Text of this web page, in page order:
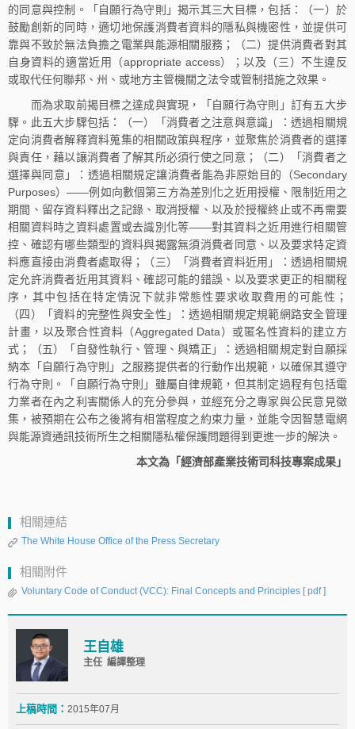
的同意與控制。「自願行為守則」揭示其三大目標，包括：（一）於
鼓勵創新的同時，適切地保護消費者資料的隱私與機密性，並提供可
靠與不致於無法負擔之電業與能源相關服務；（二）提供消費者對其
自身資料的適當近用（appropriate access）；以及（三）不生違反
或取代任何聯邦、州、或地方主管機關之法令或管制措施之效果。
而為求取前揭目標之達成與實現，「自願行為守則」訂有五大步
驟。此五大步驟包括：（一）「消費者之注意與意識」：透過相關規
定向消費者解釋資料蒐集的相關政策與程序，並聚焦於消費者的選擇
與責任，藉以讓消費者了解其所必須行使之同意；（二）「消費者之
選擇與同意」：透過相關規定讓消費者能為非原始目的（Secondary
Purposes）——例如向數個第三方為差別化之近用授權、限制近用之
期間、留存資料釋出之記錄、取消授權、以及於授權終止或不再需要
相關資料時之資料處置或去識別化等——對其資料之近用進行相關管
控、確認有哪些類型的資料與揭露無須消費者同意、以及要求特定資
料應直接由消費者處取得；（三）「消費者資料近用」：透過相關規
定允許消費者近用其資料、確認可能的錯誤、以及要求更正的相關程
序，其中包括在特定情況下就非常態性要求收取費用的可能性；
（四）「資料的完整性與安全性」：透過相關規定規範網路安全管理
計畫，以及聚合性資料（Aggregated Data）或匿名性資料的建立方
式；（五）「自發性執行、管理、與矯正」：透過相關規定對自願採
納本「自願行為守則」之服務提供者的行動作出規範，以確保其遵守
行為守則。「自願行為守則」雖屬自律規範，但其制定過程有包括電
力業者在內之利害關係人的充分參與，並經充分之專家與公民意見徵
集，被預期在公布之後將有相當程度之約束力量，並能令因智慧電網
與能源資通訊技術所生之相關隱私權保護問題得到更進一步的解決。
本文為「經濟部產業技術司科技專案成果」
相關連結
The White House Office of the Press Secretary
相關附件
Voluntary Code of Conduct (VCC): Final Concepts and Principles [ pdf ]
王自雄
主任 編譯整理
上稿時間： 2015年07月